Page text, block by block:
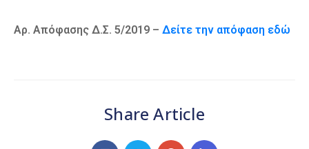
Αρ. Απόφασης Δ.Σ. 5/2019 – Δείτε την απόφαση εδώ
Share Article